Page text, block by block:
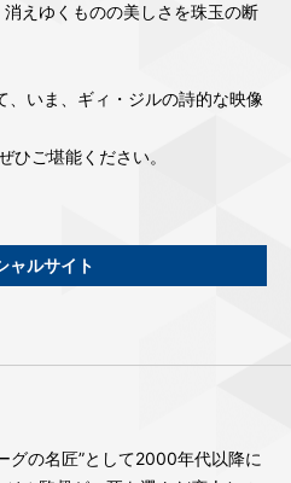
えゆくものの美しさを珠玉の断
いま、ギィ・ジルの詩的な映像
ひご堪能ください。
ャルサイト
グの名匠”として2000年代以降に